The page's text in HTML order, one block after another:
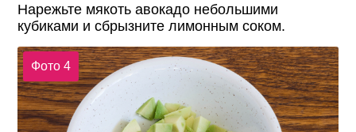
Нарежьте мякоть авокадо небольшими
кубиками и сбрызните лимонным соком.
Фото 4